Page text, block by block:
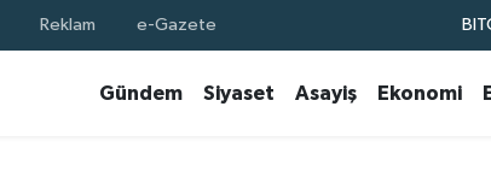
Reklam e-Gazete
Gündem Siyaset Asayiş Ekonomi